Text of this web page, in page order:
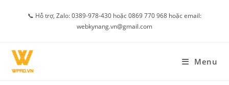
📞 Hỗ trợ, Zalo: 0389-978-430 hoặc 0869 770 968 hoặc email:
webkynang.vn@gmail.com
Menu